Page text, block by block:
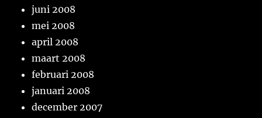
juni 2008
mei 2008
april 2008
maart 2008
februari 2008
januari 2008
december 2007